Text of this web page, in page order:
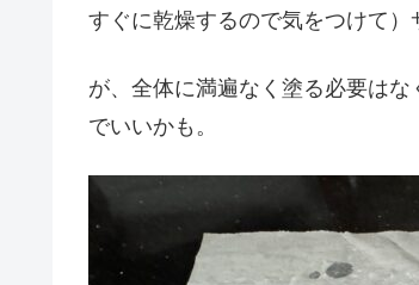
すぐに乾燥するので気をつけて）
が、全体に満遍なく塗る必要は
でいいかも。